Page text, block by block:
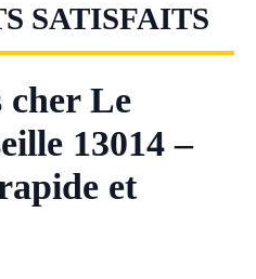
SATISFAITS
cher Le
13014 –
et